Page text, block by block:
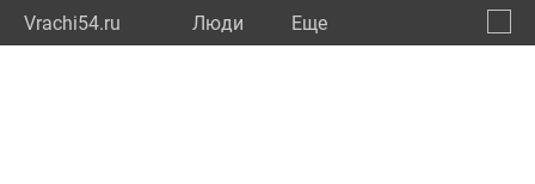
Vrachi54.ru Люди Eще